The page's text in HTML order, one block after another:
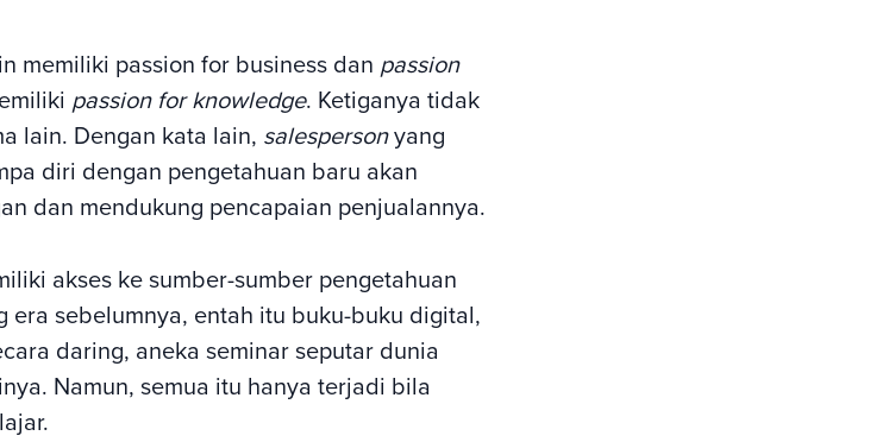
memiliki passion for business dan passion
passion for knowledge. Ketiganya tidak
lain. Dengan kata lain, salespersonyang
diri dengan pengetahuan baru akan
dan mendukung pencapaian penjualannya.
akses ke sumber-sumber pengetahuan
sebelumnya, entah itu buku-buku digital,
daring, aneka seminar seputar dunia
Namun, semua itu hanya terjadi bila